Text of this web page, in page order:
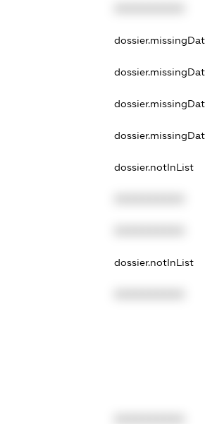
dossier.notInList
dossier.notInList